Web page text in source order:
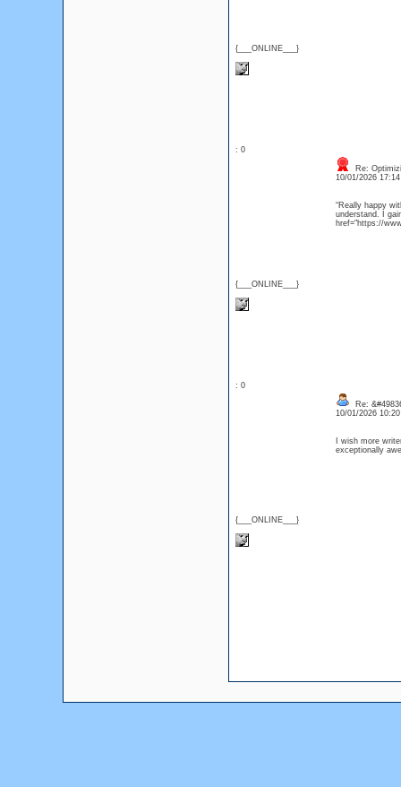
{___ONLINE___}
: 0
{___ONLINE___}
Re:
10/01/2026
“Really happy
understand. I
href="https://
: 0
{___ONLINE___}
Re:
10/01/2026
I wish more
exceptionally